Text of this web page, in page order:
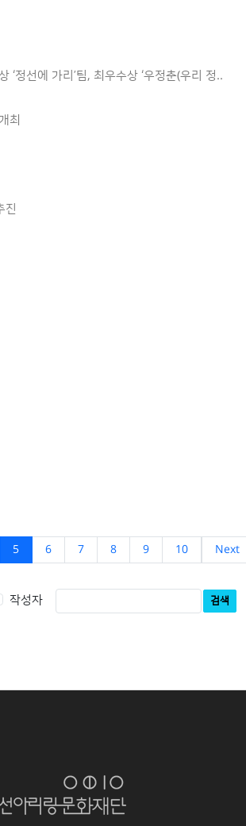
정선에 가리’팀, 최우수상 ‘우정춘(우리 정..
최
진
5 6 7 8 9 10 Next
작성자 검색